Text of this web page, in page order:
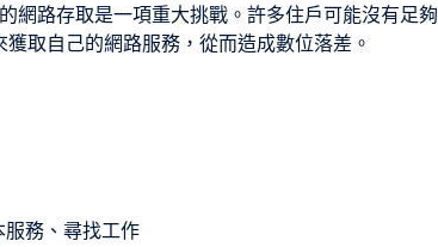
網路存取是一項重大挑戰。許多住戶可能沒有足
獲取自己的網路服務，從而造成數位落差。
務、尋找工作